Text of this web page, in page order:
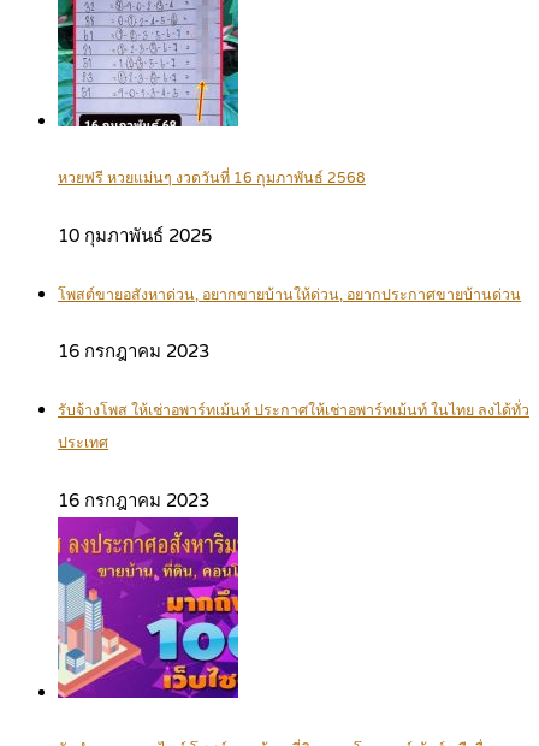
หวยฟรี หวยแม่นๆ งวดวันที่ 16 กุมภาพันธ์ 2568
10 กุมภาพันธ์ 2025
โพสต์ขายอสังหาด่วน, อยากขายบ้านให้ด่วน, อยากประกาศขายบ้านด่วน
16 กรกฎาคม 2023
รับจ้างโพส ให้เช่าอพาร์ทเม้นท์ ประกาศให้เช่าอพาร์ทเม้นท์ ในไทย ลงได้ทั่ว
ประเทศ
16 กรกฎาคม 2023